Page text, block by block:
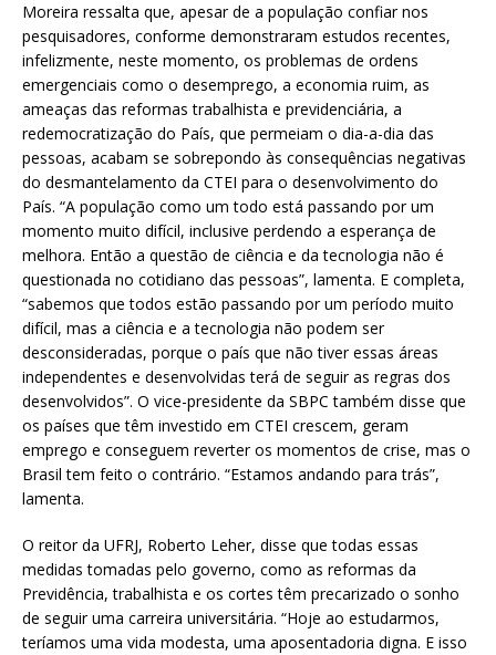
Moreira ressalta que, apesar de a população confiar nos
pesquisadores, conforme demonstraram estudos recentes,
infelizmente, neste momento, os problemas de ordens
emergenciais como o desemprego, a economia ruim, as
ameaças das reformas trabalhista e previdenciária, a
redemocratização do País, que permeiam o dia-a-dia das
pessoas, acabam se sobrepondo às consequências negativas
do desmantelamento da CTEI para o desenvolvimento do
País. “A população como um todo está passando por um
momento muito difícil, inclusive perdendo a esperança de
melhora. Então a questão de ciência e da tecnologia não é
questionada no cotidiano das pessoas”, lamenta. E completa,
“sabemos que todos estão passando por um período muito
difícil, mas a ciência e a tecnologia não podem ser
desconsideradas, porque o país que não tiver essas áreas
independentes e desenvolvidas terá de seguir as regras dos
desenvolvidos”. O vice-presidente da SBPC também disse que
os países que têm investido em CTEI crescem, geram
emprego e conseguem reverter os momentos de crise, mas o
Brasil tem feito o contrário. “Estamos andando para trás”,
lamenta.
O reitor da UFRJ, Roberto Leher, disse que todas essas
medidas tomadas pelo governo, como as reformas da
Previdência, trabalhista e os cortes têm precarizado o sonho
de seguir uma carreira universitária. “Hoje ao estudarmos,
teríamos uma vida modesta, uma aposentadoria digna. E isso